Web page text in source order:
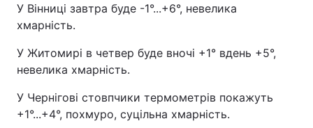
У Вінниці завтра буде -1°...+6°, невелика
хмарність.
У Житомирі в четвер буде вночі +1° вдень +5°,
невелика хмарність.
У Чернігові стовпчики термометрів покажуть
+1°...+4°, похмуро, суцільна хмарність.